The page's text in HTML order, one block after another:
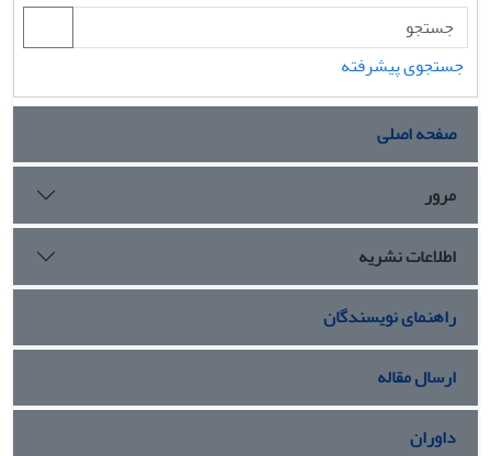
جستجوی پیشرفته
صفحه اصلی
مرور
اطلاعات نشریه
راهنمای نویسندگان
ارسال مقاله
داوران